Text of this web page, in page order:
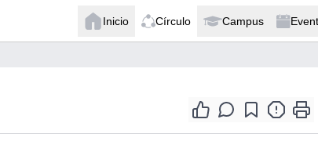
Inicio Círculo Campus